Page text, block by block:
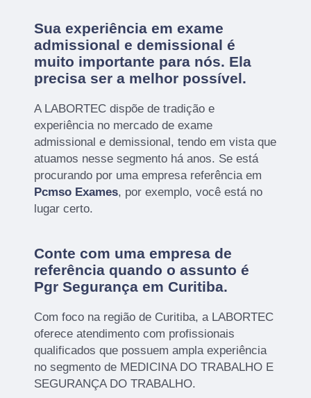
Sua experiência em exame
admissional e demissional é
muito importante para nós. Ela
precisa ser a melhor possível.
A LABORTEC dispõe de tradição e
experiência no mercado de exame
admissional e demissional, tendo em vista que
atuamos nesse segmento há anos. Se está
procurando por uma empresa referência em
Pcmso Exames, por exemplo, você está no
lugar certo.
Conte com uma empresa de
referência quando o assunto é
Pgr Segurança em Curitiba.
Com foco na região de Curitiba, a LABORTEC
oferece atendimento com profissionais
qualificados que possuem ampla experiência
no segmento de MEDICINA DO TRABALHO E
SEGURANÇA DO TRABALHO.